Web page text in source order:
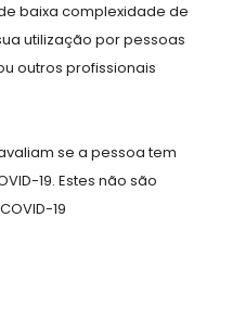
baixa complexidade de
utilização por pessoas
outros profissionais
se a pessoa tem
19. Estes não são
19